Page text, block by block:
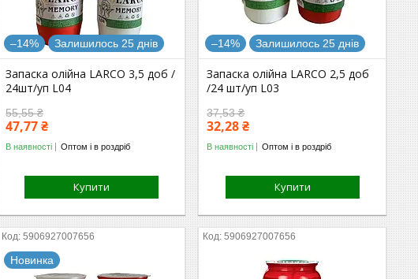
–14% Залишилось 25 днів
Запаска олійна LARCO 3,5 доб /
24шт/уп L04
55,55 ₴
47,77 ₴
В наявності Оптом і в роздріб
Купити
–14% Залишилось 25 днів
Запаска олійна LARCO 2,5 доб
/24 шт/уп L03
37,53 ₴
32,28 ₴
В наявності Оптом і в роздріб
Купити
5906927007656
Новинка
5906927007656